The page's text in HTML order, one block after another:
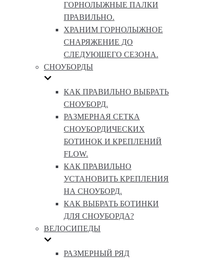
ГОРНОЛЫЖНЫЕ ПАЛКИ
ПРАВИЛЬНО.
ХРАНИМ ГОРНОЛЫЖНОЕ
СНАРЯЖЕНИЕ ДО
СЛЕДУЮЩЕГО СЕЗОНА.
СНОУБОРДЫ
КАК ПРАВИЛЬНО ВЫБРАТЬ
СНОУБОРД.
РАЗМЕРНАЯ СЕТКА
СНОУБОРДИЧЕСКИХ
БОТИНОК И КРЕПЛЕНИЙ
FLOW.
КАК ПРАВИЛЬНО
УСТАНОВИТЬ КРЕПЛЕНИЯ
НА СНОУБОРД.
КАК ВЫБРАТЬ БОТИНКИ
ДЛЯ СНОУБОРДА?
ВЕЛОСИПЕДЫ
РАЗМЕРНЫЙ РЯД